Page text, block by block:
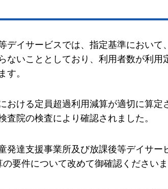
デイサービスでは、指定基準において
ないこととしており、利用者数が利用
す。
おける定員超過利用減算が適切に算定
院の検査により確認されました。
発達支援事業所及び放課後等デイサー
要件について改めて御確認くださいま